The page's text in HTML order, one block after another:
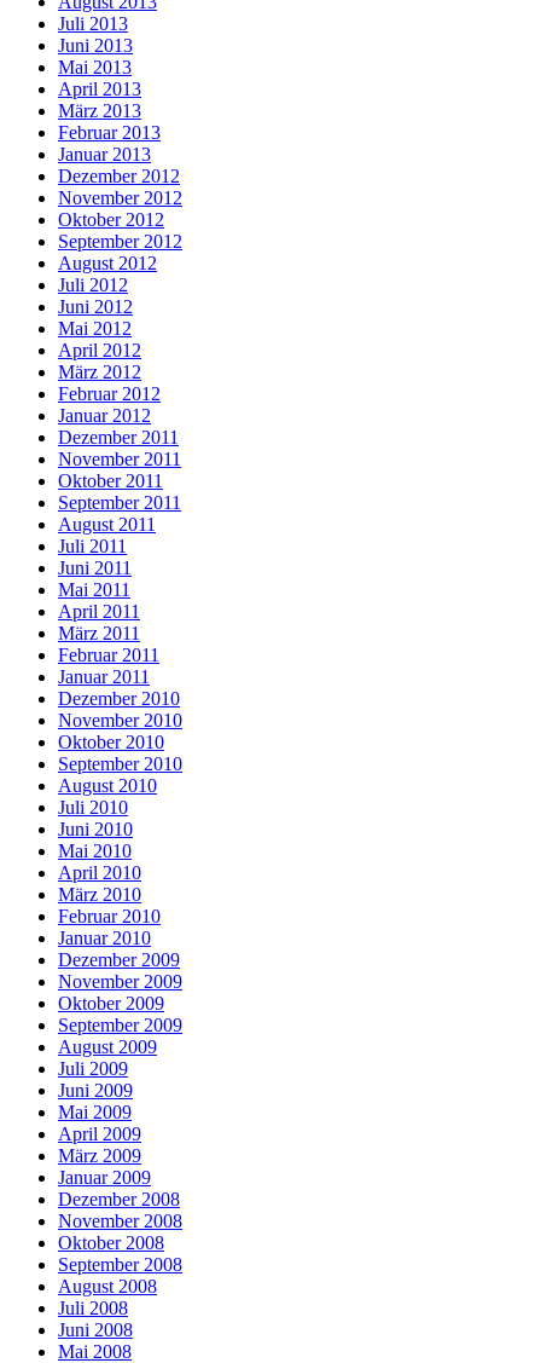
Juli 2013
Juni 2013
Mai 2013
April 2013
März 2013
Februar 2013
Januar 2013
Dezember 2012
November 2012
Oktober 2012
September 2012
August 2012
Juli 2012
Juni 2012
Mai 2012
April 2012
März 2012
Februar 2012
Januar 2012
Dezember 2011
November 2011
Oktober 2011
September 2011
August 2011
Juli 2011
Juni 2011
Mai 2011
April 2011
März 2011
Februar 2011
Januar 2011
Dezember 2010
November 2010
Oktober 2010
September 2010
August 2010
Juli 2010
Juni 2010
Mai 2010
April 2010
März 2010
Februar 2010
Januar 2010
Dezember 2009
November 2009
Oktober 2009
September 2009
August 2009
Juli 2009
Juni 2009
Mai 2009
April 2009
März 2009
Januar 2009
Dezember 2008
November 2008
Oktober 2008
September 2008
August 2008
Juli 2008
Juni 2008
Mai 2008